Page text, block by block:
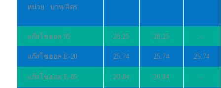
หน่วย : บาท/ลิตร
แก๊สโซฮอล 95 28.25 28.25 –
แก๊สโซฮอล E-20 25.74 25.74 25.74
แก๊สโซฮอล E-85 20.84 20.84 –